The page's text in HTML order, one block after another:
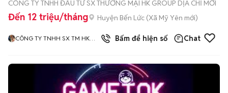
CÔNG TY TNHH ĐẦU TƯ SX THƯƠNG MẠI HK GROUP DỊA CHỈ MỚI
Đến 12 triệu/tháng Huyện Bến Lức (Xã Mỹ Yên mới)
CÔNG TY TNHH SX TM HK
Bấm để hiện số Chat